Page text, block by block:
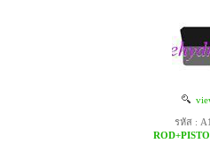
รหัส :